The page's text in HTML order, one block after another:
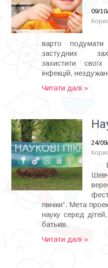
09/
варто подумати
застудних
захистити
інфекцій,
Читати далі »
24/
В
пікніки”. Мета
науку серед
батьків.
Читати далі »